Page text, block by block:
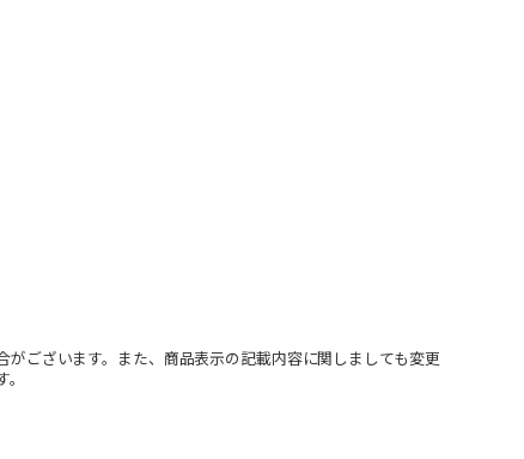
ございます。また、商品表示の記載内容に関しましても変更